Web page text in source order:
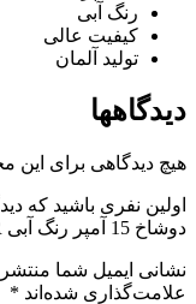
رنگ آبی
کیفیت عالی
تولید آلمان
دیدگاهها
هیچ دیدگاهی برای
اولین نفری باشید که
دوشاخ 15 آمپر رنگ آبی FLOSSER”
نشانی ایمیل شما
علامت‌گذاری شده‌اند *